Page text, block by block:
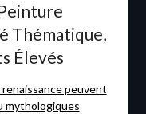
Thématique,
Élevés
peuvent
mythologiques